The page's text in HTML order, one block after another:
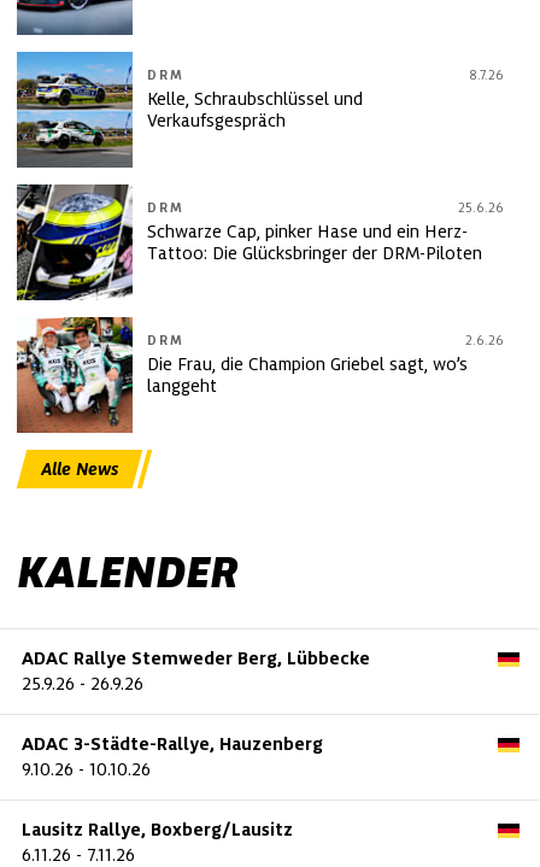
DRM 8.7.26
Kelle, Schraubschlüssel und
Verkaufsgespräch
DRM 25.6.26
Schwarze Cap, pinker Hase und ein Herz-
Tattoo: Die Glücksbringer der DRM-Piloten
DRM 2.6.26
Die Frau, die Champion Griebel sagt, wo’s
langgeht
Alle News
KALENDER
ADAC Rallye Stemweder Berg, Lübbecke
25.9.26 - 26.9.26
ADAC 3-Städte-Rallye, Hauzenberg
9.10.26 - 10.10.26
Lausitz Rallye, Boxberg/Lausitz
6.11.26 - 7.11.26